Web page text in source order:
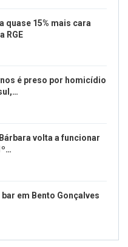
quase 15% mais cara
RGE
é preso por homicídio
volta a funcionar
em Bento Gonçalves